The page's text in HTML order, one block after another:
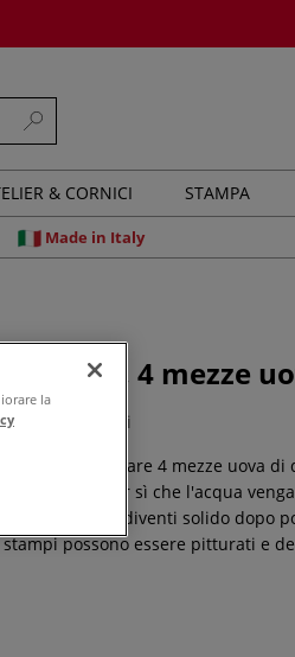
& CORNICI STAMPA
Made in Italy
colata, 4 mezze
0 recensioni
per colare 4 mezze uova di
di gesso per far sì che l'acqua
e che questo diventi solido dopo
possono essere pitturati e
la